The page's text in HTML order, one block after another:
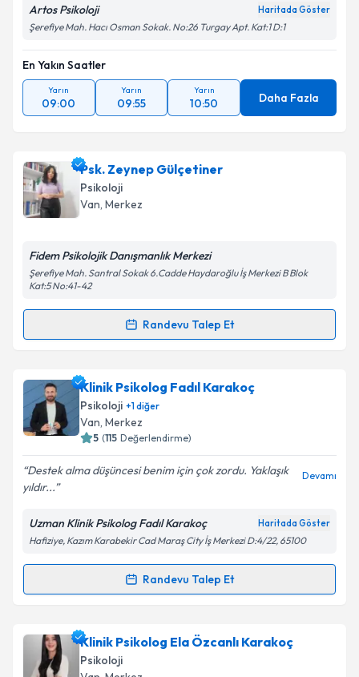
Artos Psikoloji Haritada Göster
Şerefiye Mah. Hacı Osman Sokak. No:26 Turgay Apt. Kat:1 D:1
En Yakın Saatler
Yarın
09:00
Yarın
09:55
Yarın
10:50 Daha Fazla
Psk. Zeynep Gülçetiner
Psikoloji
Van, Merkez
Fidem Psikolojik Danışmanlık Merkezi
Şerefiye Mah. Santral Sokak 6.Cadde Haydaroğlu İş Merkezi B Blok
Kat:5 No:41-42
Randevu Talep Et
Randevu Takvimi Talebi
Psk. Zeynep Gülçetineriçin randevu takvimi talebi
oluşturun. Size bu uzmandan randevu almanız için bir
takvim hazırlandığında e-posta ile bilgilendireceğiz.
Kişisel verilerimin işlenmesine ilişkin
Aydınlatma
Metni'ni okudum ve kişisel verilerimin belirtilen
kapsamda işlenmesini kabul ediyorum.
Klinik Psikolog Fadıl Karakoç
Psikoloji +1diğer
Van, Merkez
5 (115 Değerlendirme)
Destek alma düşüncesi benim için çok zordu. Yaklaşık
yıldır...
Devamı
Uzman Klinik Psikolog Fadıl Karakoç Haritada Göster
Hafiziye, Kazım Karabekir Cad Maraş City İş Merkezi D:4/22, 65100
Randevu Talep Et
Randevu Takvimi Talebi
Klinik Psikolog Fadıl Karakoçiçin randevu takvimi
talebi oluşturun. Size bu uzmandan randevu almanız
için bir takvim hazırlandığında e-posta ile
Klinik Psikolog Ela Özcanlı Karakoç
Psikoloji